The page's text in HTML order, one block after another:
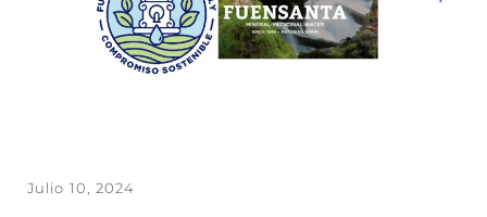
Julio 10, 2024